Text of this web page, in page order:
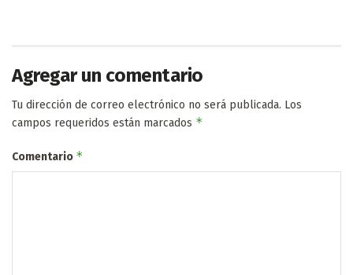
Agregar un comentario
Tu dirección de correo electrónico no será publicada. Los
campos requeridos están marcados *
Comentario *